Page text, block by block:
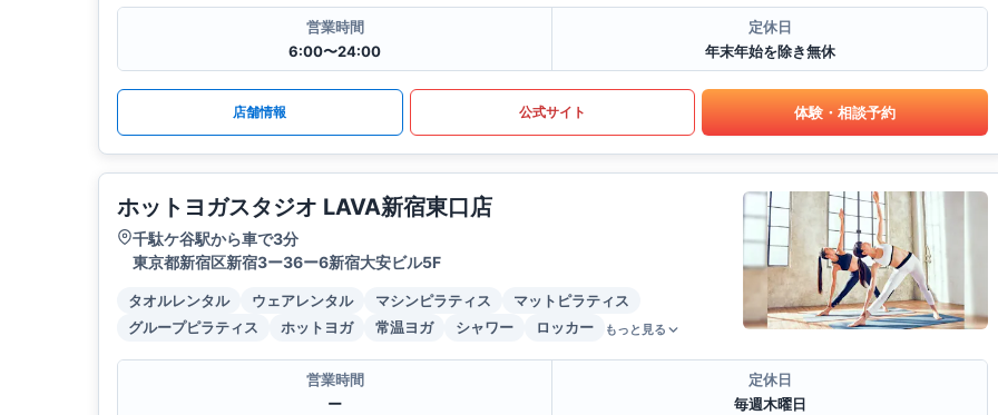
営業時間
6:00〜24:00
定休日
年末年始を除き無休
店舗情報 公式サイト 体験・相談予約
ホットヨガスタジオ LAVA新宿東口店
千駄ケ谷駅から車で3分
東京都新宿区新宿3ー36ー6新宿大安ビル5F
タオルレンタル ウェアレンタル マシンピラティス
マットピラティス
グループピラティス
ホットヨガ 常温ヨガ シャワー ロッカー もっと見る
営業時間
ー
定休日
毎週木曜日